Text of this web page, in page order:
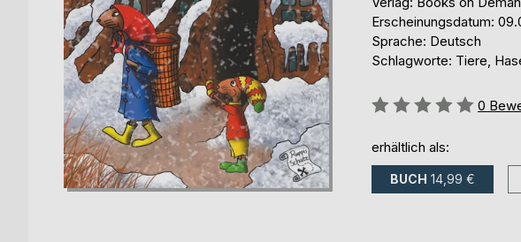
Erscheinungsdatum:
Sprache: Deutsch
Schlagworte: Tiere,
Bewertung::
0
erhältlich als:
BUCH 14,99 €